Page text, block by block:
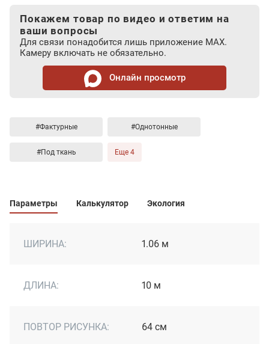
Покажем товар по видео и ответим на
ваши вопросы
Для связи понадобится лишь приложение MAX.
Камеру включать не обязательно.
Онлайн просмотр
#Фактурные #Однотонные
#Под ткань Еще 4
Параметры Калькулятор Экология
ШИРИНА: 1.06 м
ДЛИНА: 10 м
ПОВТОР РИСУНКА: 64 см